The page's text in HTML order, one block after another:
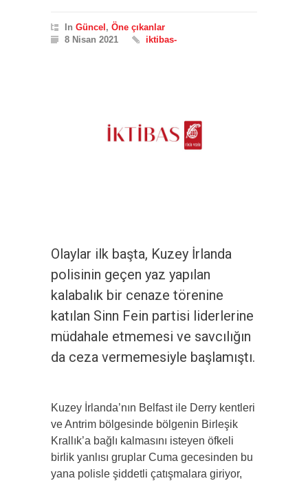
In Güncel, Öne çıkanlar
8 Nisan 2021
iktibas-
Olaylar ilk başta, Kuzey İrlanda
polisinin geçen yaz yapılan
kalabalık bir cenaze törenine
katılan Sinn Fein partisi liderlerine
müdahale etmemesi ve savcılığın
da ceza vermemesiyle başlamıştı.
Kuzey İrlanda’nın Belfast ile Derry kentleri
ve Antrim bölgesinde bölgenin Birleşik
Krallık’a bağlı kalmasını isteyen öfkeli
birlik yanlısı gruplar Cuma gecesinden bu
yana polisle şiddetli çatışmalara giriyor,